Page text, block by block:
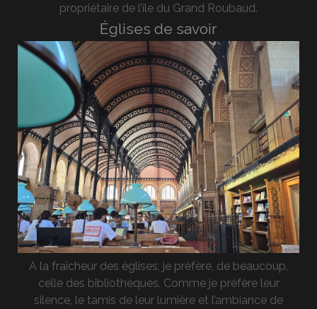
propriétaire de l’île du Grand Roubaud.
Églises de savoir
A la fraîcheur des églises, je préfère, de beaucoup,
celle des bibliothèques. Comme je préfère leur
silence, le tamis de leur lumière et l’ambiance de